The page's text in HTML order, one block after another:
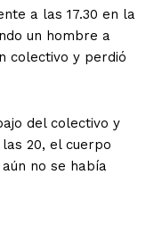
a las 17.30 en la
un hombre a
colectivo y perdió
del colectivo y
20, el cuerpo
no se había